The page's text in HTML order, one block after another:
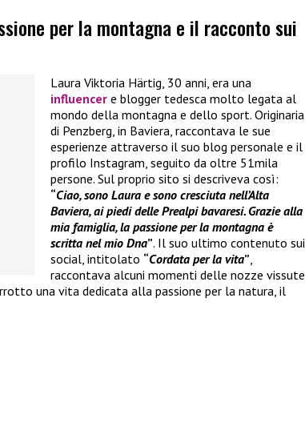
per la montagna e il racconto sui
Laura Viktoria Härtig, 30 anni, era una
influencer e blogger tedesca molto legata al
mondo della montagna e dello sport. Originaria
di Penzberg, in Baviera, raccontava le sue
esperienze attraverso il suo blog personale e il
profilo Instagram, seguito da oltre 51mila
persone. Sul proprio sito si descriveva così:
“Ciao, sono Laura e sono cresciuta nell’Alta
Baviera, ai piedi delle Prealpi bavaresi. Grazie alla
mia famiglia, la passione per la montagna è
scritta nel mio Dna”. Il suo ultimo contenuto sui
social, intitolato “Cordata per la vita”,
raccontava alcuni momenti delle nozze vissute
una vita dedicata alla passione per la natura, il